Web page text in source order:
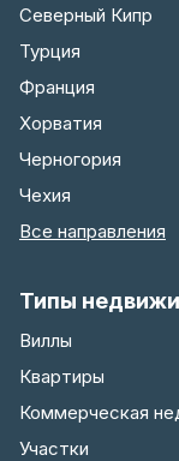
Северный Кипр
Турция
Франция
Хорватия
Черногория
Чехия
Все направления
Типы
Виллы
Квартиры
Коммерческая
Участки